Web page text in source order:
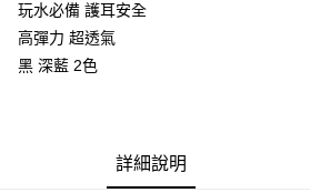
街口支付
悠遊付
玩水必備 護耳安全
高彈力 超透氣
黑 深藍 2色
詳細說明